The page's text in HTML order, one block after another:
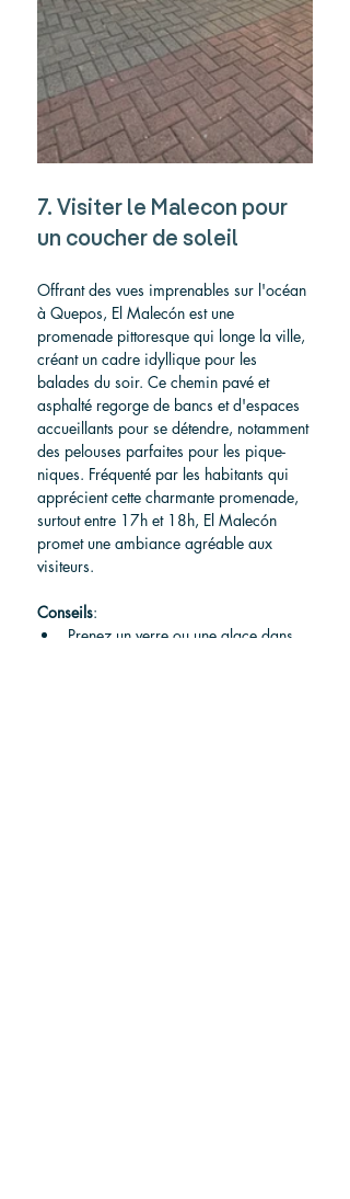
7. Visiter le Malecon pour
un coucher de soleil
Offrant des vues imprenables sur l'océan
à Quepos, El Malecón est une
promenade pittoresque qui longe la ville,
créant un cadre idyllique pour les
balades du soir. Ce chemin pavé et
asphalté regorge de bancs et d'espaces
accueillants pour se détendre, notamment
des pelouses parfaites pour les pique-
niques. Fréquenté par les habitants qui
apprécient cette charmante promenade,
surtout entre 17h et 18h, El Malecón
promet une ambiance agréable aux
visiteurs.
Conseils:
Prenez un verre ou une glace dans